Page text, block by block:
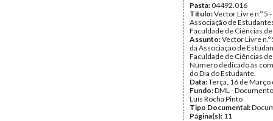
Pasta:04492.016
Título:Vector Livre n.º 5
Associação de
Faculdade de Ciências
Assunto:Vector Livre
da Associação de
Faculdade de Ciências
Número dedicado às
do Dia do Estudante.
Data:Terça, 16 de Março
Fundo:DML -
Luís Rocha Pinto
Tipo Documental:
Página(s): 11